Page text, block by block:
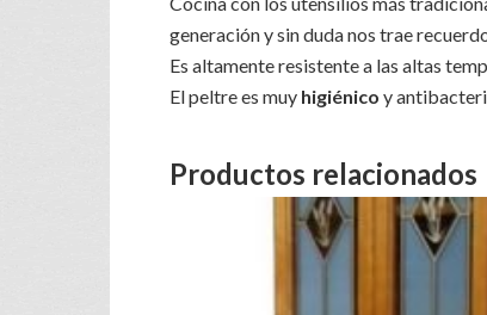
generación y sin duda nos trae
Es altamente resistente a las altas
El peltrees muy higiénico y
Productos relacionados